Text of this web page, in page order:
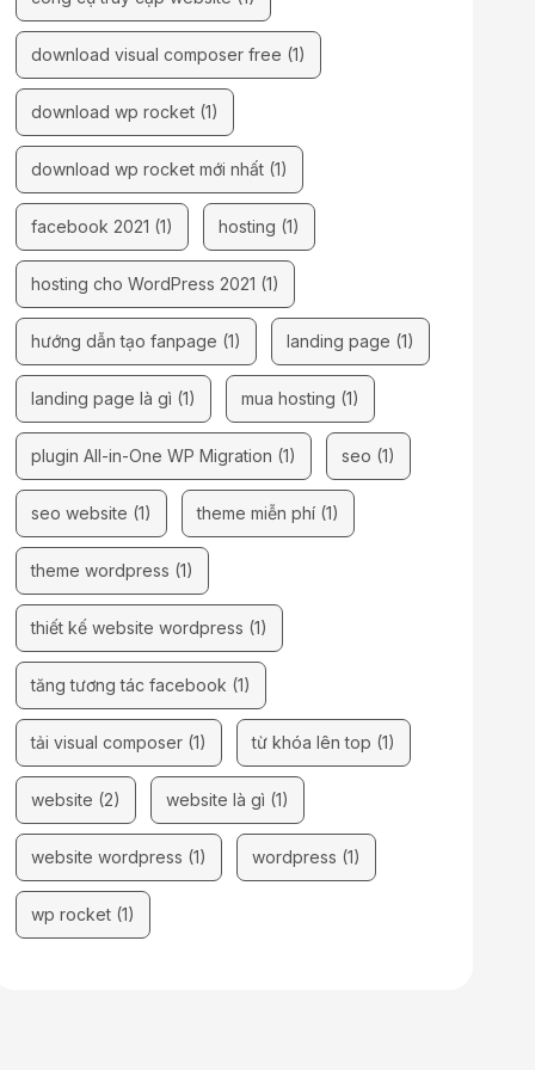
download visual composer free (1)
download wp rocket(1)
download wp rocket mới nhất(1)
facebook 2021 (1) hosting (1)
hosting cho WordPress 2021 (1)
hướng dẫn tạo fanpage (1) landing page (1)
landing page là gì (1) mua hosting (1)
plugin All-in-One WP Migration (1) seo (1)
seo website (1) theme miễn phí(1)
theme wordpress (1)
thiết kế website wordpress (1)
tăng tương tác facebook (1)
tải visual composer(1) từ khóa lên top (1)
website (2) website là gì (1)
website wordpress (1) wordpress (1)
wp rocket(1)